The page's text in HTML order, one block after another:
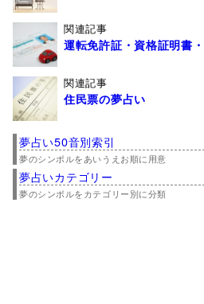
関連記事
運転免許証・資格証明書
関連記事
住民票の夢占い
夢占い50音別索引
夢のシンボルをあいうえお順に用意
夢占いカテゴリー
夢のシンボルをカテゴリー別に分類